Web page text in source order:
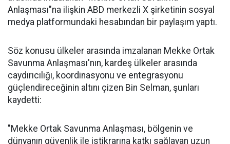
Anlaşması"na ilişkin ABD merkezli X şirketinin sosyal
medya platformundaki hesabından bir paylaşım yaptı.
Söz konusu ülkeler arasında imzalanan Mekke Ortak
Savunma Anlaşması'nın, kardeş ülkeler arasında
caydırıcılığı, koordinasyonu ve entegrasyonu
güçlendireceğinin altını çizen Bin Selman, şunları
kaydetti:
"Mekke Ortak Savunma Anlaşması, bölgenin ve
dünyanın güvenlik ile istikrarına katkı sağlayan uzun